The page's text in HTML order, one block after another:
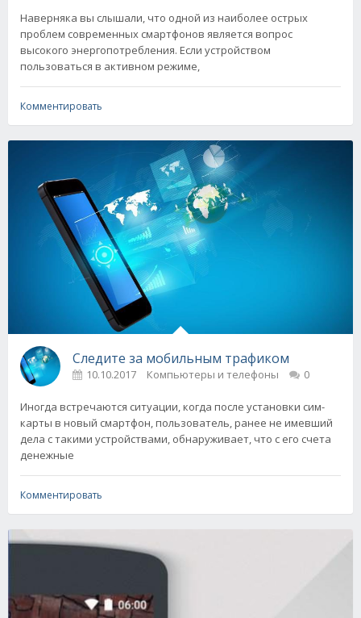
Наверняка вы слышали, что одной из наиболее острых
проблем современных смартфонов является вопрос
высокого энергопотребления. Если устройством
пользоваться в активном режиме,
Комментировать
Следите за мобильным трафиком
10.10.2017 Компьютеры и телефоны 0
Иногда встречаются ситуации, когда после установки сим-
карты в новый смартфон, пользователь, ранее не имевший
дела с такими устройствами, обнаруживает, что с его счета
денежные
Комментировать